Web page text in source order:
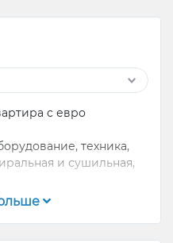
с евро
техника,
и сушильная,